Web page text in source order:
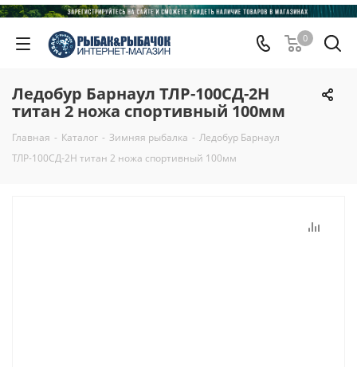
0
Ледобур Барнаул ТЛР-100СД-2Н
титан 2 ножа спортивный 100мм
Главная - Каталог - Зимняя рыбалка - Ледобур Барнаул
ТЛР-100СД-2Н титан 2 ножа спортивный 100мм